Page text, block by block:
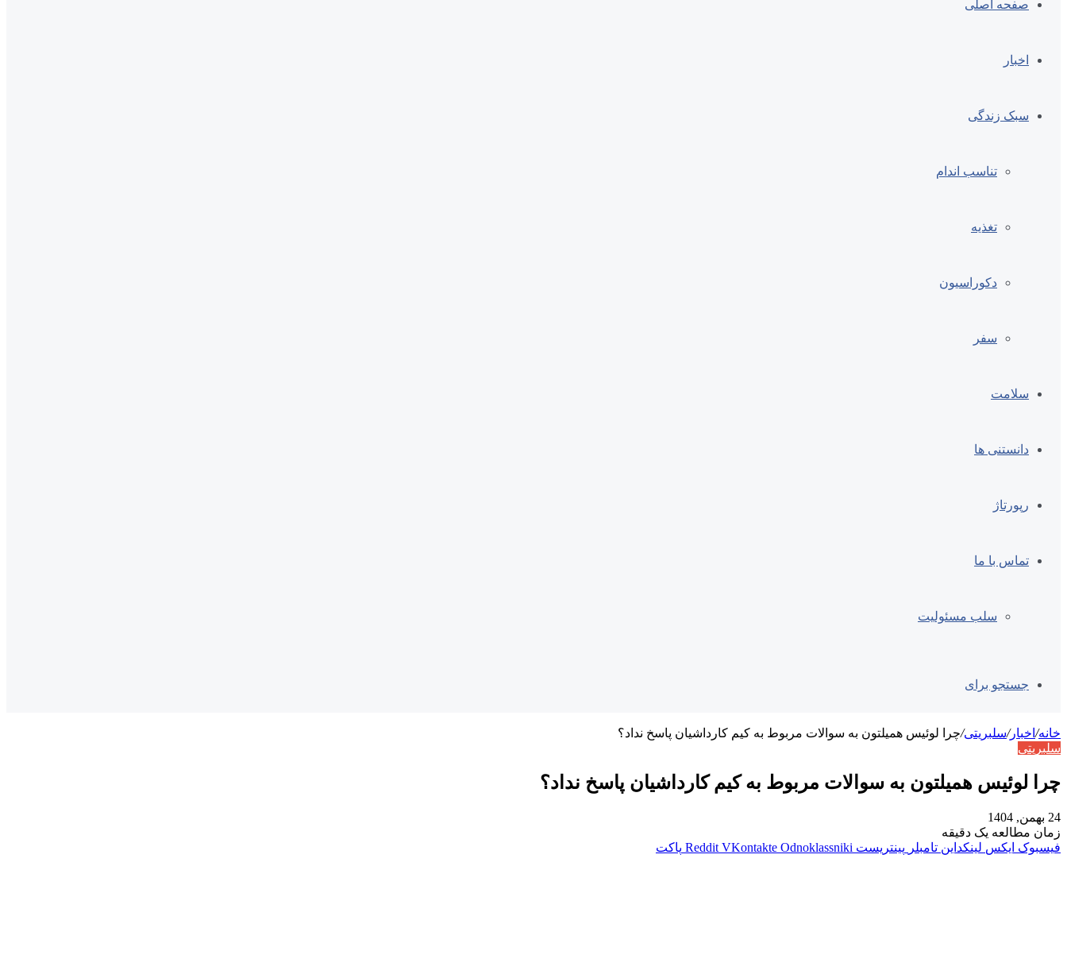
صفحه اصلی
اخبار
سبک زندگی
تناسب اندام
تغذیه
دکوراسیون
سفر
سلامت
دانستنی ها
رپورتاژ
تماس با ما
سلب مسئولیت
جستجو برای
خانه/ اخبار/سلبریتی/چرا لوئیس همیلتون به سوالات مربوط به کیم کارداشیان پاسخ نداد؟
سلبریتی
چرا لوئیس همیلتون به سوالات مربوط به کیم کارداشیان پاسخ نداد؟
24 بهمن, 1404
زمان مطالعه یک دقیقه
فیسبوک ایکس لینکداین تامبلر پینتریست Reddit VKontakte Odnoklassniki پاکت